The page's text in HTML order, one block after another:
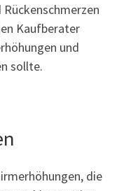
Kaufberater
und
sollte.
die